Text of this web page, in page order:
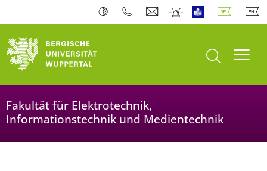
Suche öffnen
Fakultät für Elektrotechnik,
Informationstechnik und Medientechnik